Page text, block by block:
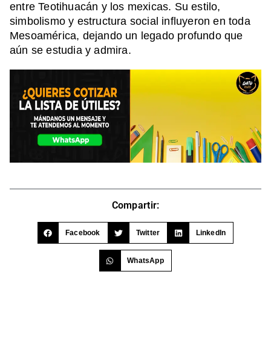
entre Teotihuacán y los mexicas. Su estilo,
simbolismo y estructura social influyeron en toda
Mesoamérica, dejando un legado profundo que
aún se estudia y admira.
Compartir:
Facebook Twitter LinkedIn
WhatsApp